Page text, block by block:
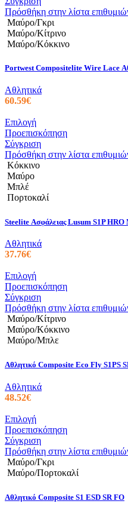
έχει
πολλαπλές
παραλλαγές.
Οι
μπορούν
επιλεγούν
στη
προϊόντος
Πρόσθήκη στην λίστα
Μαύρο/Γκρι
Μαύρο/Κίτρινο
Μαύρο/Κόκκινο
Portwest Compositelite Wire Lace
Αθλητικά
60.59€
ΕπιλογήΑυτό
το
προϊόν
έχει
πολλαπλές
επιλογές
να
επιλεγούν
στη
σελίδα
Προεπισκόπηση
Σύγκριση
Πρόσθήκη στην λίστα
Κόκκινο
Μαύρο
Μπλέ
Πορτοκαλί
Steelite Ασφάλειας Lusum S1P HRO
Αθλητικά
37.76€
ΕπιλογήΑυτό
το
προϊόν
έχει
πολλαπλές
παραλλαγές.
Οι
μπορούν
να
επιλεγούν
στη
προϊόντος
Προεπισκόπηση
Σύγκριση
Πρόσθήκη στην λίστα
Μαύρο/Κίτρινο
Μαύρο/Κόκκινο
Μαύρο/Μπλε
Αθλητικό Composite Eco Fly S1PS
Αθλητικά
48.52€
ΕπιλογήΑυτό
το
προϊόν
έχει
πολλαπλές
παραλλαγές.
επιλογές
μπορούν
Προεπισκόπηση
Σύγκριση
Πρόσθήκη στην λίστα
Μαύρο/Γκρι
Μαύρο/Πορτοκαλί
Αθλητικό Composite S1 ESD SR FO